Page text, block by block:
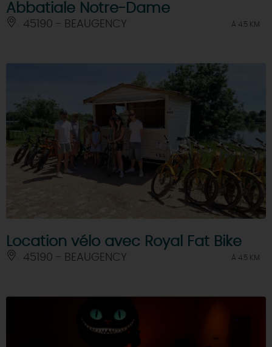
Abbatiale Notre-Dame
45190 - BEAUGENCY À 4.5 KM
Location vélo avec Royal Fat Bike
45190 - BEAUGENCY À 4.5 KM